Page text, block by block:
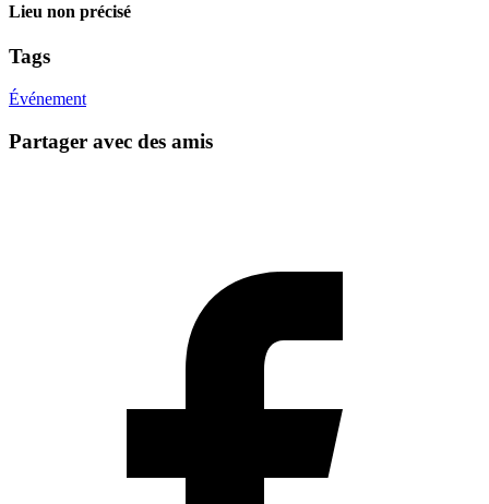
Lieu non précisé
Tags
Événement
Partager avec des amis